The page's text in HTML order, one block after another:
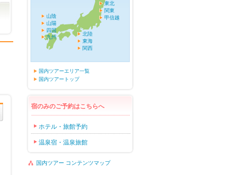
東北
関東
甲信越
北陸
東海
関西
山陰
山陽
四国
九州
国内ツアーエリア一覧
国内ツアートップ
宿のみのご予約はこちらへ
ホテル・旅館予約
温泉宿・温泉旅館
国内ツアー コンテンツマップ